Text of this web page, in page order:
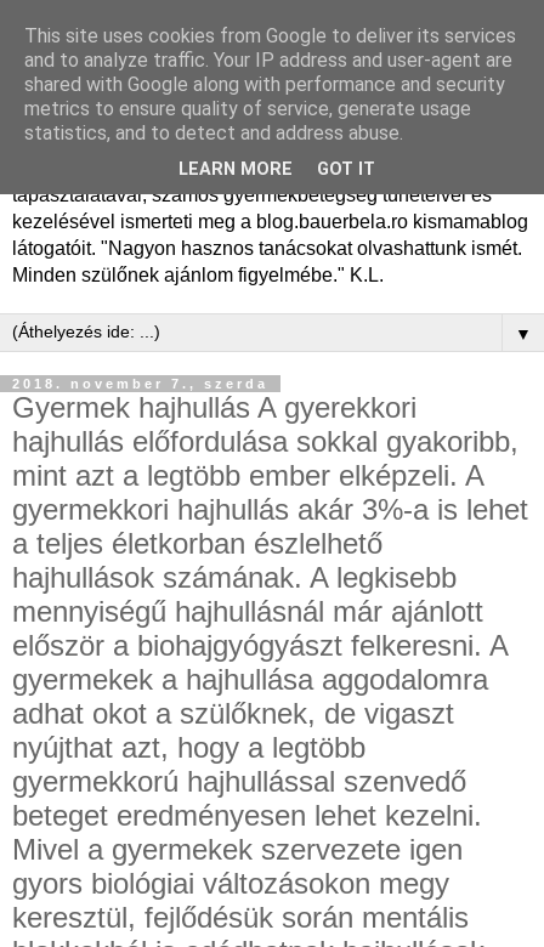
Dr. Bauer Béla Ph.D.
gyermekgyógyász
Dr. Bauer Béla Ph.D. gyermekgyógyász főorvos, 50 éves
tapasztalatával, számos gyermekbetegség tüneteivel és
kezelésével ismerteti meg a blog.bauerbela.ro kismamablog
látogatóit. "Nagyon hasznos tanácsokat olvashattunk ismét.
Minden szülőnek ajánlom figyelmébe." K.L.
▼
2018. november 7., szerda
Gyermek hajhullás A gyerekkori
hajhullás előfordulása sokkal gyakoribb,
mint azt a legtöbb ember elképzeli. A
gyermekkori hajhullás akár 3%-a is lehet
a teljes életkorban észlelhető
hajhullások számának. A legkisebb
mennyiségű hajhullásnál már ajánlott
először a biohajgyógyászt felkeresni. A
gyermekek a hajhullása aggodalomra
adhat okot a szülőknek, de vigaszt
nyújthat azt, hogy a legtöbb
gyermekkorú hajhullással szenvedő
beteget eredményesen lehet kezelni.
Mivel a gyermekek szervezete igen
gyors biológiai változásokon megy
keresztül, fejlődésük során mentális
This site uses cookies from Google to deliver its services
and to analyze traffic. Your IP address and user-agent are
shared with Google along with performance and security
metrics to ensure quality of service, generate usage
statistics, and to detect and address abuse.
LEARN MORE GOT IT